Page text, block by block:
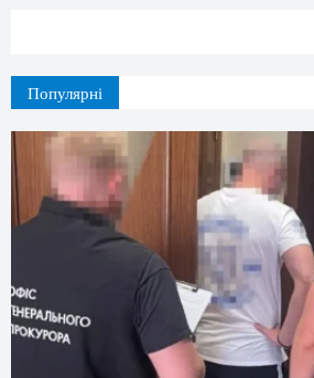
Популярні